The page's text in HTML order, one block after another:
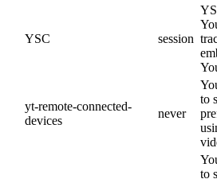
YSC session
yt-remote-connected-
devices
never
to
to